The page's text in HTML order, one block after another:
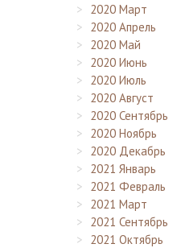
2020 Март
2020 Апрель
2020 Май
2020 Июнь
2020 Июль
2020 Август
2020 Сентябрь
2020 Ноябрь
2020 Декабрь
2021 Январь
2021 Февраль
2021 Март
2021 Сентябрь
2021 Октябрь